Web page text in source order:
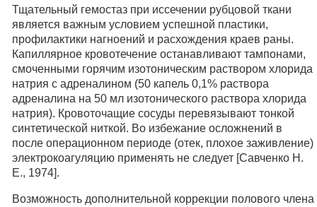
Тщательный гемостаз при иссечении рубцовой ткани
является важным условием успешной пластики,
профилактики нагноений и расхождения краев раны.
Капиллярное кровотечение останавливают тампонами,
смоченными горячим изотоническим раствором хлорида
натрия с адреналином (50 капель 0,1% раствора
адреналина на 50 мл изотонического раствора хлорида
натрия). Кровоточащие сосуды перевязывают тонкой
синтетической ниткой. Во избежание осложнений в
после операционном периоде (отек, плохое заживление)
электрокоагуляцию применять не следует [Савченко Н.
Е., 1974].
Возможность дополнительной коррекции полового члена